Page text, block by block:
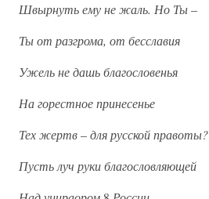
Швырнуть ему не жаль. Но Ты–
Ты от разгрома, от бесславия
Ужель не дашь благословенья
На горестное принесенье
Тех жертв–для русской правоты?
Пусть луч руки благословляющей